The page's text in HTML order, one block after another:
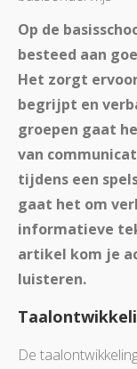
Op de
besteed aan
Het zorgt
begrijpt en
groepen gaat
van
tijdens een
gaat het om
informatieve
artikel kom je
luisteren.
De